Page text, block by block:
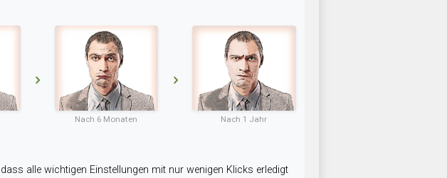
Nach 6 Monaten Nach 1 Jahr
alle wichtigen Einstellungen mit nur wenigen Klicks erledigt